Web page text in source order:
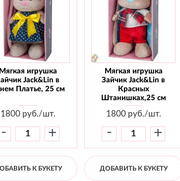
Мягкая игрушка
Jack&Lin в
Платье, 25 см
1800руб./шт.
- +
К БУКЕТУ
Мягкая игрушка
Зайчик Jack&Lin в
Красных
Штанишках,25 см
1800руб./шт.
- +
ДОБАВИТЬ К БУКЕТУ